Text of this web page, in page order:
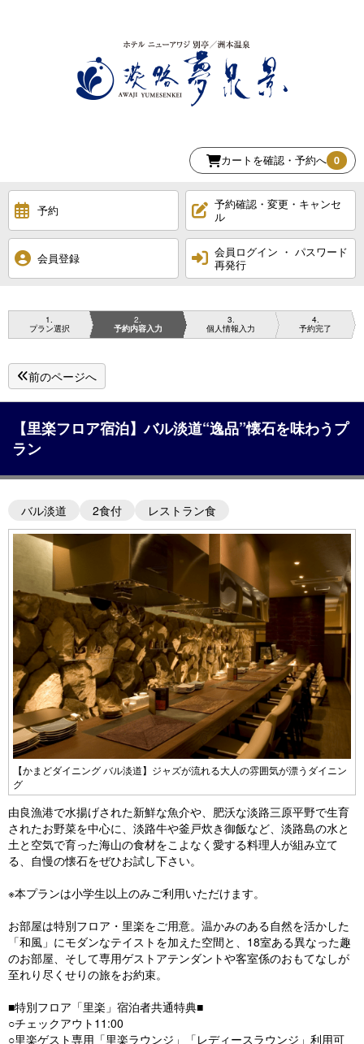
カートを確認・予約へ 0
予約
予約確認・変更・キャンセ
ル
会員登録
会員ログイン ・ パスワード
再発行
1
プラン選択
2
予約内容入力
3
個人情報入力
4
予約完了
前のページへ
【里楽フロア宿泊】バル淡道“逸品”懐石を味わうプ
ラン
バル淡道 2食付 レストラン食
【かまどダイニング バル淡道】ジャズが流れる大人の雰囲気が漂うダイニン
グ
由良漁港で水揚げされた新鮮な魚介や、肥沃な淡路三原平野で生育
されたお野菜を中心に、淡路牛や釜戸炊き御飯など、淡路島の水と
土と空気で育った海山の食材をこよなく愛する料理人が組み立て
る、自慢の懐石をぜひお試し下さい。
※本プランは小学生以上のみご利用いただけます。
お部屋は特別フロア・里楽をご用意。温かみのある自然を活かした
「和風」にモダンなテイストを加えた空間と、18室ある異なった趣
のお部屋、そして専用ゲストアテンダントや客室係のおもてなしが
至れり尽くせりの旅をお約束。
■特別フロア「里楽」宿泊者共通特典■
○チェックアウト11:00
○里楽ゲスト専用「里楽ラウンジ」「レディースラウンジ」利用可